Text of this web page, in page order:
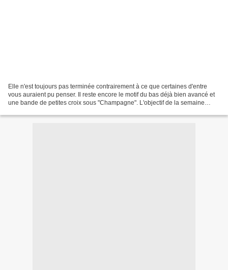
Elle n'est toujours pas terminée contrairement à ce que certaines d'entre
vous auraient pu penser. Il reste encore le motif du bas déjà bien avancé et
une bande de petites croix sous "Champagne". L'objectif de la semaine